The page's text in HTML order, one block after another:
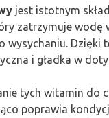
jest istotnym
zatrzymuje wodę
wysychaniu. Dzięki
i gładka w
tych witamin do
poprawia